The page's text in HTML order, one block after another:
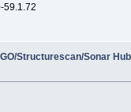
59.1.72
Structurescan/Sonar Hub